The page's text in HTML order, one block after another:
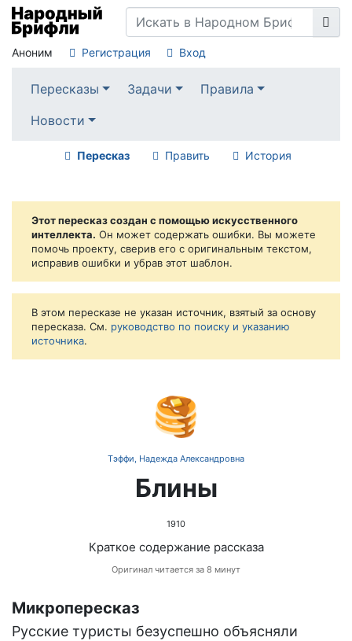
Аноним Регистрация Вход
Пересказы Задачи
Правила
Новости
Пересказ Править История
Этот пересказ создан с помощью искусственного
интеллекта. Он может содержать ошибки. Вы можете
помочь проекту, сверив его с оригинальным текстом,
исправив ошибки и убрав этот шаблон.
В этом пересказе не указан источник, взятый за основу
пересказа. См. руководство по поиску и указанию
источника.
🥞
Тэффи, Надежда Александровна
Блины
1910
Краткое содержание рассказа
Оригинал читается за 8 минут
Микропересказ
Русские туристы безуспешно объясняли